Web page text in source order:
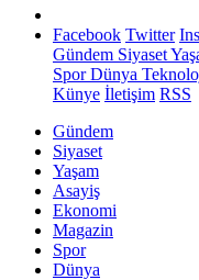
Facebook Twitter
Gündem Siyaset
SporDünya
Künye İletişim RSS
Gündem
Siyaset
Yaşam
Asayiş
Ekonomi
Magazin
Spor
Dünya